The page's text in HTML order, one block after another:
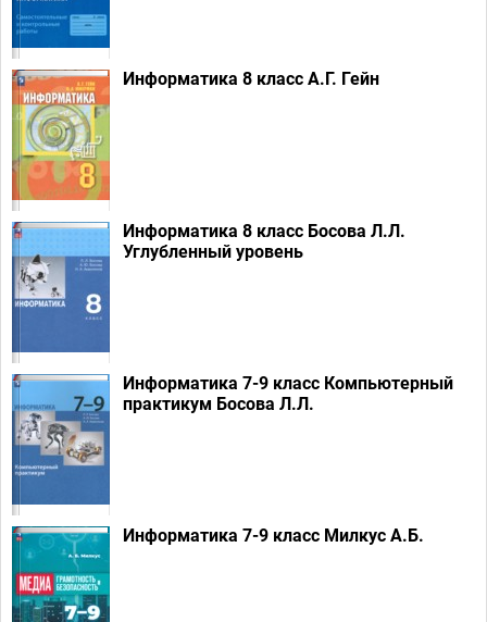
Информатика 8 класс А.Г. Гейн
Информатика 8 класс Босова Л.Л.
Углубленный уровень
Информатика 7-9 класс Компьютерный
практикум Босова Л.Л.
Информатика 7-9 класс Милкус А.Б.